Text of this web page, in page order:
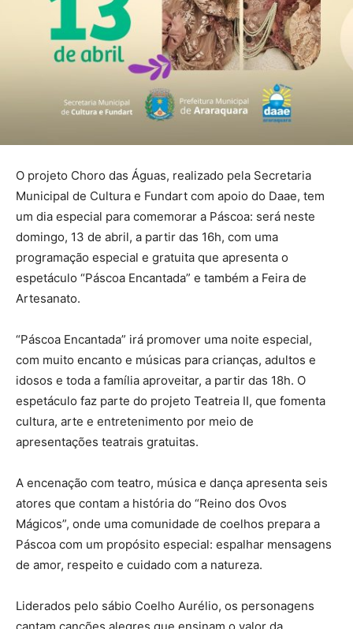
O projeto Choro das Águas, realizado pela Secretaria
Municipal de Cultura e Fundart com apoio do Daae, tem
um dia especial para comemorar a Páscoa: será neste
domingo, 13 de abril, a partir das 16h, com uma
programação especial e gratuita que apresenta o
espetáculo “Páscoa Encantada” e também a Feira de
Artesanato.
“Páscoa Encantada” irá promover uma noite especial,
com muito encanto e músicas para crianças, adultos e
idosos e toda a família aproveitar, a partir das 18h. O
espetáculo faz parte do projeto Teatreia II, que fomenta
cultura, arte e entretenimento por meio de
apresentações teatrais gratuitas.
A encenação com teatro, música e dança apresenta seis
atores que contam a história do “Reino dos Ovos
Mágicos”, onde uma comunidade de coelhos prepara a
Páscoa com um propósito especial: espalhar mensagens
de amor, respeito e cuidado com a natureza.
Liderados pelo sábio Coelho Aurélio, os personagens